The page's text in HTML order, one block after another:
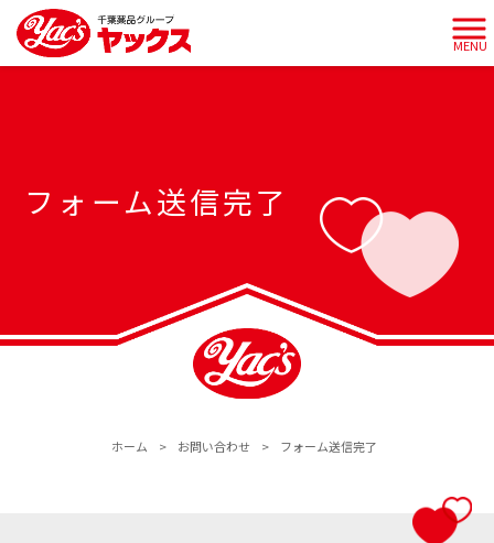
MENU
フォーム送信完了
ホーム > お問い合わせ > フォーム送信完了